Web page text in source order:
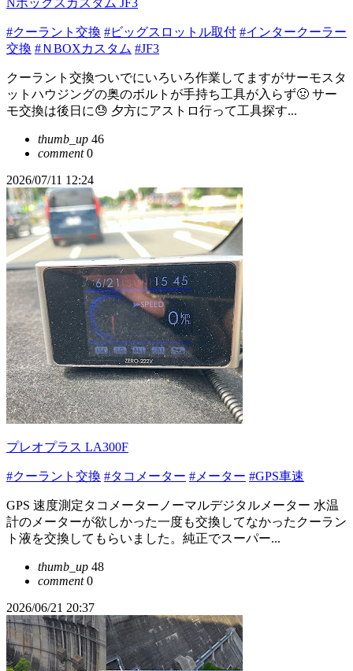
Nボックスカスタム JF3
#クーラント交換 #ビッグスロットル取付 #インタークーラー
交換 #ＮBOXカスタム #JF3
クーラント交換ついでにいろいろ作業してますがサーモスタ
ットハウジングの奥のボルトが手持ち工具が入らず🤢 サー
モ交換は後日に😓 夕方にアストロ行って工具探す...
thumb_up 46
comment0
2026/07/11 12:24
プレオプラス LA300F
#クーラント交換 #タコメーター #メーター #GPS車速
GPS 速度測定タコメーターノーマルデジタルメーター 水温
計のメーターが欲しかった一度も交換してなかったクーラン
ト液を交換してもらいました。純正でスーパー...
thumb_up 48
comment0
2026/06/21 20:37